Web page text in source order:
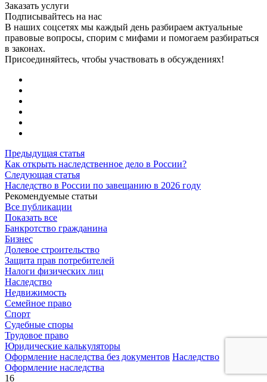
Заказать услуги
Подписывайтесь на нас
В наших соцсетях мы каждый день разбираем актуальные
правовые вопросы, спорим с мифами и помогаем разбираться
в законах.
Присоединяйтесь, чтобы участвовать в обсуждениях!
Предыдущая статья
Как открыть наследственное дело в России?
Следующая статья
Наследство в России по завещанию в 2026 году
Рекомендуемые статьи
Все публикации
Показать все
Банкротство гражданина
Бизнес
Долевое строительство
Защита прав потребителей
Налоги физических лиц
Наследство
Недвижимость
Семейное право
Спорт
Судебные споры
Трудовое право
Юридические калькуляторы
Оформление наследства без документов Наследство
Оформление наследства
16